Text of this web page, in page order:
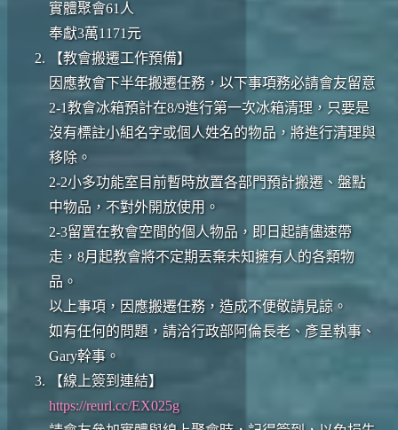
實體聚會61人
奉獻3萬1171元
【教會搬遷工作預備】
因應教會下半年搬遷任務，以下事項務必請會友留意
2-1教會冰箱預計在8/9進行第一次冰箱清理，只要是
沒有標註小組名字或個人姓名的物品，將進行清理與
移除。
2-2小多功能室目前暫時放置各部門預計搬遷、盤點
中物品，不對外開放使用。
2-3留置在教會空間的個人物品，即日起請儘速帶
走，8月起教會將不定期丟棄未知擁有人的各類物
品。
以上事項，因應搬遷任務，造成不便敬請見諒。
如有任何的問題，請洽行政部阿倫長老、彥呈執事、
Gary幹事。
【線上簽到連結】
https://reurl.cc/EX025g